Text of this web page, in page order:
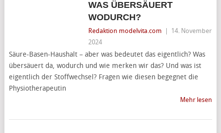
WAS ÜBERSÄUERT
WODURCH?
Redaktion modelvita.com
14. November
2024
Säure-Basen-Haushalt – aber was bedeutet das eigentlich? Was
übersäuert da, wodurch und wie merken wir das? Und was ist
eigentlich der Stoffwechsel? Fragen wie diesen begegnet die
Physiotherapeutin
Mehr lesen